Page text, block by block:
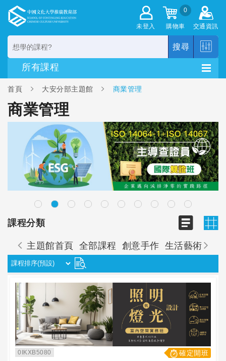
未登入
0
購物車 交通資訊
搜尋
首頁 大安分部主題館 商業管理
商業管理
課程分類
主題館首頁 全部課程 創意手作 生活藝術 心
0IKXB5080 確定開班